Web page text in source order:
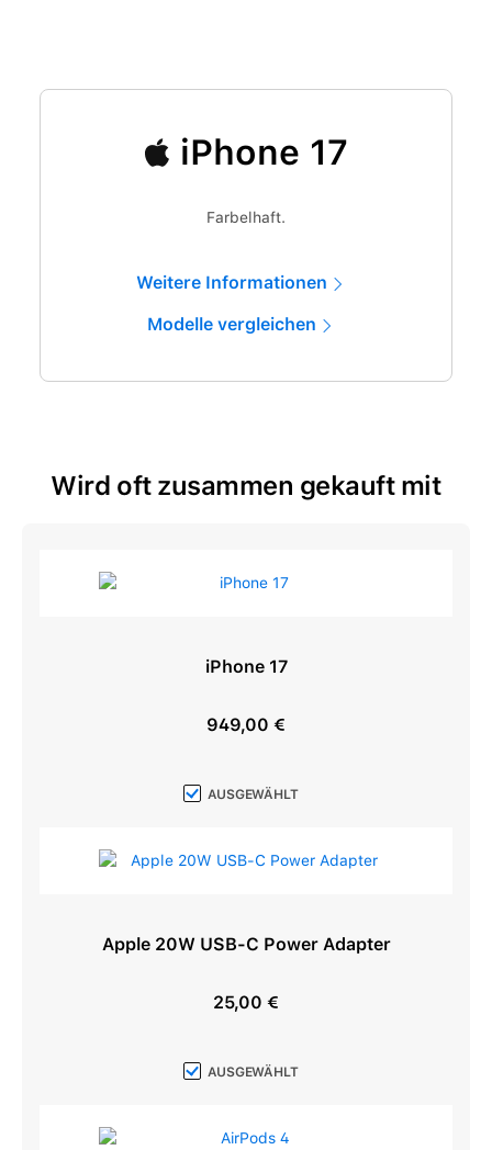
iPhone 17
Farbelhaft.
Weitere Informationen
Modelle vergleichen
Wird oft zusammen gekauft mit
iPhone 17
Regulärer Preis:
949,00 €
AUSGEWÄHLT
Apple 20W USB-C Power Adapter
Regulärer Preis:
25,00 €
AUSGEWÄHLT